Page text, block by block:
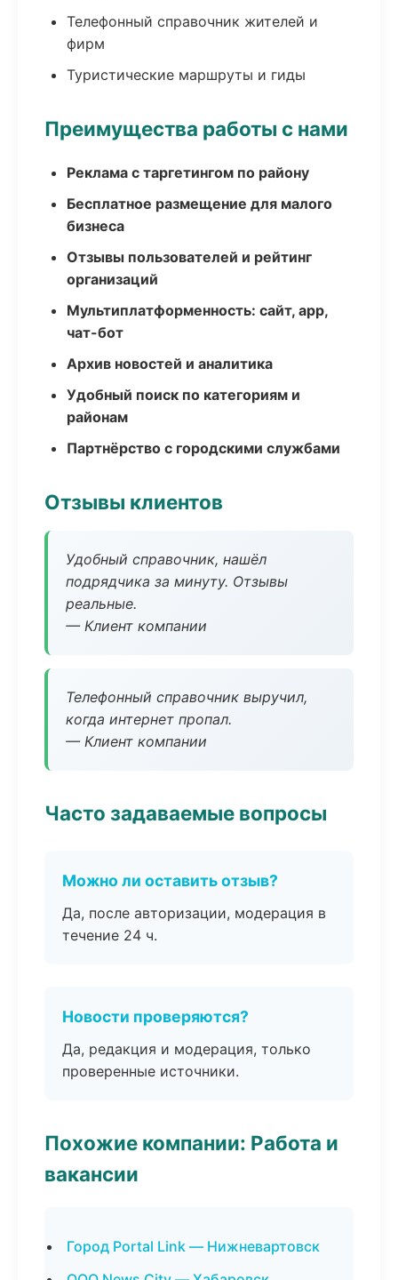
Телефонный справочник жителей и
фирм
Туристические маршруты и гиды
Преимущества работы с нами
Реклама с таргетингом по району
Бесплатное размещение для малого
бизнеса
Отзывы пользователей и рейтинг
организаций
Мультиплатформенность: сайт, app,
чат-бот
Архив новостей и аналитика
Удобный поиск по категориям и
районам
Партнёрство с городскими службами
Отзывы клиентов
Удобный справочник, нашёл
подрядчика за минуту. Отзывы
реальные.
— Клиент компании
Телефонный справочник выручил,
когда интернет пропал.
— Клиент компании
Часто задаваемые вопросы
Можно ли оставить отзыв?
Да, после авторизации, модерация в
течение 24 ч.
Новости проверяются?
Да, редакция и модерация, только
проверенные источники.
Похожие компании: Работа и
вакансии
Город Portal Link — Нижневартовск